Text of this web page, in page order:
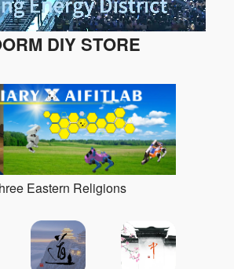
DIY STORE
Eastern Religions